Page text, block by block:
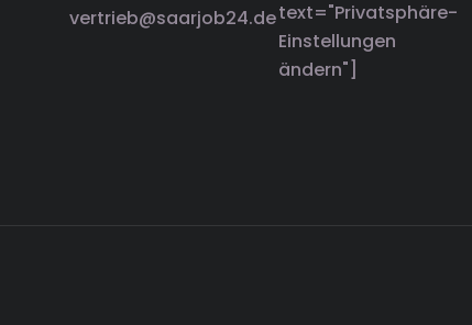
vertrieb@saarjob24.detext="Privatsphäre-
Einstellungen
ändern"]